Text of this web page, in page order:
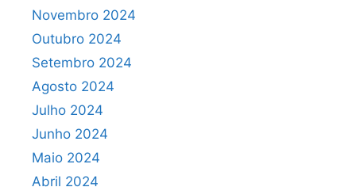
Novembro 2024
Outubro 2024
Setembro 2024
Agosto 2024
Julho 2024
Junho 2024
Maio 2024
Abril 2024